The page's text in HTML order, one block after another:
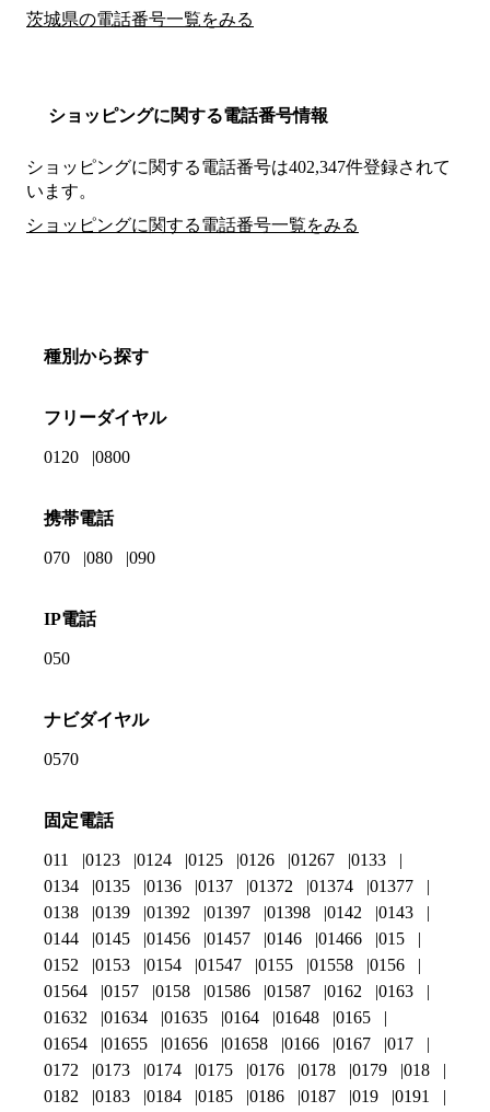
茨城県の電話番号一覧をみる
ショッピングに関する電話番号情報
ショッピングに関する電話番号は402,347件登録されて
います。
ショッピングに関する電話番号一覧をみる
種別から探す
フリーダイヤル
0120 0800
携帯電話
070 080 090
IP電話
050
ナビダイヤル
0570
固定電話
011 0123 0124 0125 0126 01267
0133
0134
0135 0136 0137 01372 01374
01377
0138
0139 01392 01397 01398 0142
0143
0144
0145 01456 01457 0146 01466
015
0152
0153 0154 01547 0155 01558
0156
01564
0157 0158 01586 01587 0162
0163
01632
01634 01635 0164 01648
0165
01654
01655 01656 01658 0166 0167
017
0172
0173 0174 0175 0176 0178 0179
018
0182
0183 0184 0185 0186 0187 019 0191